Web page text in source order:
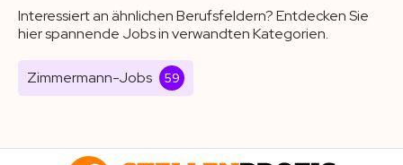
Interessiert an ähnlichen Berufsfeldern? Entdecken Sie
hier spannende Jobs in verwandten Kategorien.
Zimmermann-Jobs 59